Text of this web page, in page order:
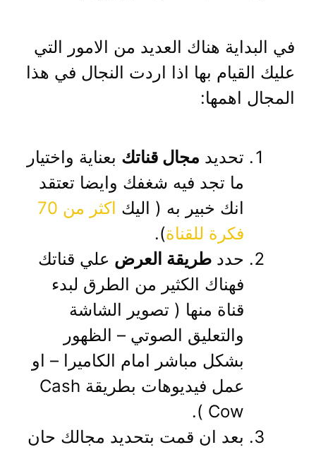
في البداية هناك العديد من الامور التي
عليك القيام بها اذا اردت النجال في هذا
المجال اهمها:
تحديد مجال قناتك بعناية واختيار
ما تجد فيه شغفك وايضا تعتقد
انك خبير به ( اليك
اكثر من 70
فكرة للقناة).
حدد طريقة العرض علي قناتك
فهناك الكثير من الطرق لبدء
قناة منها ( تصوير الشاشة
والتعليق الصوتي – الظهور
بشكل مباشر امام الكاميرا – او
عمل فيديوهات بطريقة Cash
Cow ).
بعد ان قمت بتحديد مجالك حان